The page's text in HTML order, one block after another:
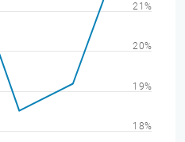
18%
19%
20%
21%